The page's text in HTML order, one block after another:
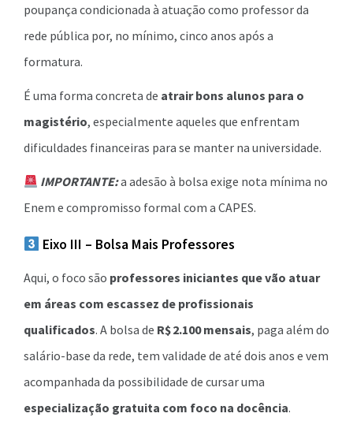
poupança condicionada à atuação como professor da
rede pública por, no mínimo, cinco anos após a
formatura.
É uma forma concreta de atrair bons alunos para o
magistério, especialmente aqueles que enfrentam
dificuldades financeiras para se manter na universidade.
IMPORTANTE:a adesão à bolsa exige nota mínima no
Enem e compromisso formal com a CAPES.
Eixo III – Bolsa Mais Professores
Aqui, o foco são professores iniciantes que vão atuar
em áreas com escassez de profissionais
qualificados. A bolsa de R$ 2.100 mensais, paga além do
salário-base da rede, tem validade de até dois anos e vem
acompanhada da possibilidade de cursar uma
especialização gratuita com foco na docência.